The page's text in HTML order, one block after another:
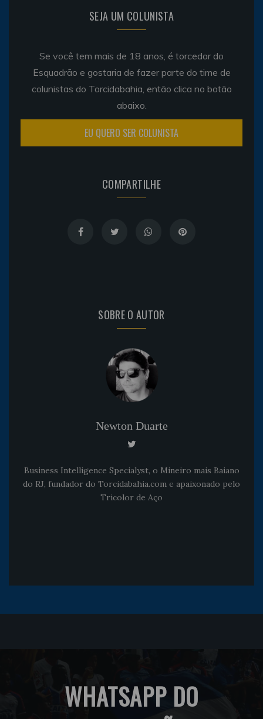
SEJA UM COLUNISTA
Se você tem mais de 18 anos, é torcedor do
Esquadrão e gostaria de fazer parte do time de
colunistas do Torcidabahia, então clica no botão
abaixo.
EU QUERO SER COLUNISTA
COMPARTILHE
SOBRE O AUTOR
Newton Duarte
Business Intelligence Specialyst, o Mineiro mais Baiano
do RJ, fundador do Torcidabahia.com e apaixonado pelo
Tricolor de Aço
WHATSAPP DO